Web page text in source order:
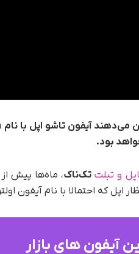
بود.
و تبلت تک‌ناک، ماه‌ها پیش
اپل که احتمالا با نام آیفون
آیفون های بازار